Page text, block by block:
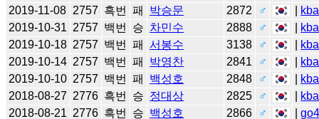
2019-11-08 2757 흑번 패 박승문 2872 ♂
kba
2019-10-31 2757 백번 승 차민수 2888 ♂
kba
2019-10-18 2757 백번 패 서봉수 3138 ♂
kba
2019-10-14 2757 백번 패 박영찬 2841 ♂
kba
2019-10-10 2757 백번 패 백성호 2848 ♂
kba
2018-08-27 2776 흑번 승 정대상 2825 ♂
kba
2018-08-21 2776 흑번 승 백성호 2866 ♂ |